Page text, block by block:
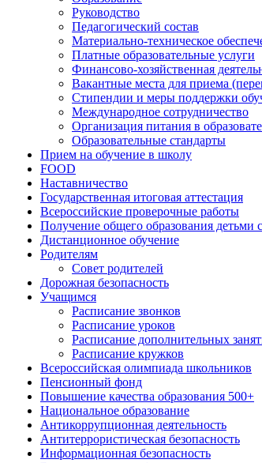
Руководство
Педагогический состав
Материально-техническое
Платные образовательные услуги
Финансово-хозяйственная
Вакантные места для приема
Стипендии и меры поддержки
Международное сотрудничество
Организация питания в
Образовательные стандарты
Прием на обучение в школу
FOOD
Наставничество
Государственная итоговая аттестация
Всероссийские проверочные работы
Получение общего образования
Дистанционное обучение
Родителям
Совет родителей
Дорожная безопасность
Учащимся
Расписание звонков
Расписание уроков
Расписание дополнительных
Расписание кружков
Всероссийская олимпиада школьников
Пенсионный фонд
Повышение качества образования 500+
Национальное образование
Антикоррупционная деятельность
Антитеррористическая безопасность
Информационная безопасность